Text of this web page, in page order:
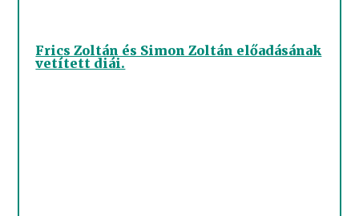
Frics Zoltán és Simon Zoltán előadásának
vetített diái.